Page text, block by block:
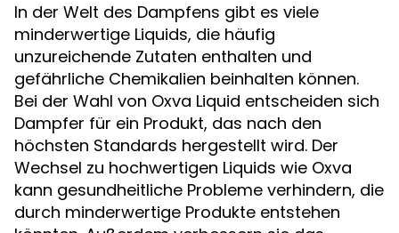
In der Welt des Dampfens gibt es viele
minderwertige Liquids, die häufig
unzureichende Zutaten enthalten und
gefährliche Chemikalien beinhalten können.
Bei der Wahl von Oxva Liquid entscheiden sich
Dampfer für ein Produkt, das nach den
höchsten Standards hergestellt wird. Der
Wechsel zu hochwertigen Liquids wie Oxva
kann gesundheitliche Probleme verhindern, die
durch minderwertige Produkte entstehen